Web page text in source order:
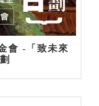
會 -「致未來